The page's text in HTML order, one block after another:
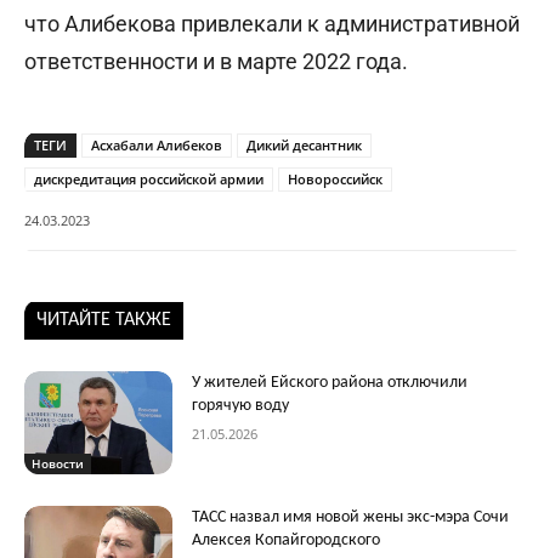
что Алибекова привлекали к административной
ответственности и в марте 2022 года.
ТЕГИ Асхабали Алибеков
Дикий десантник
дискредитация российской армии
Новороссийск
24.03.2023
ЧИТАЙТЕ ТАКЖЕ
Новости
У жителей Ейского района отключили
горячую воду
21.05.2026
ТАСС назвал имя новой жены экс-мэра Сочи
Алексея Копайгородского